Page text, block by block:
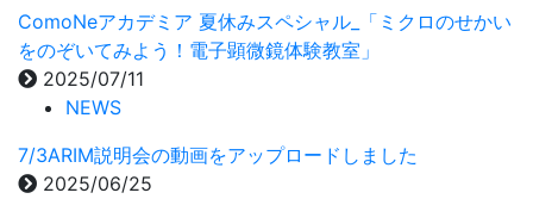
ComoNeアカデミア 夏休みスペシャル_「ミクロのせかい
をのぞいてみよう！電子顕微鏡体験教室」
2025/07/11
NEWS
7/3ARIM説明会の動画をアップロードしました
2025/06/25